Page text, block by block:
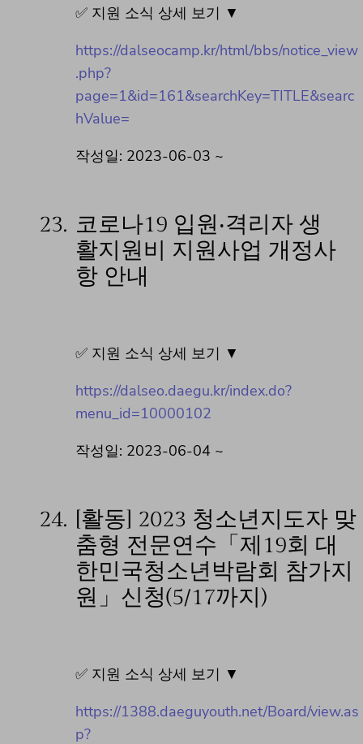
✅ 지원 소식 상세 보기 ▼
https://dalseocamp.kr/html/bbs/notice_view
.php?
page=1&id=161&searchKey=TITLE&searc
hValue=
작성일: 2023-06-03 ~
23. 코로나19 입원‧격리자 생
활지원비 지원사업 개정사
항 안내
✅ 지원 소식 상세 보기 ▼
https://dalseo.daegu.kr/index.do?
menu_id=10000102
작성일: 2023-06-04 ~
24.
[활동] 2023 청소년지도자 맞
춤형 전문연수「제19회 대
한민국청소년박람회 참가지
원」신청(5/17까지)
✅ 지원 소식 상세 보기 ▼
https://1388.daeguyouth.net/Board/view.as
p?